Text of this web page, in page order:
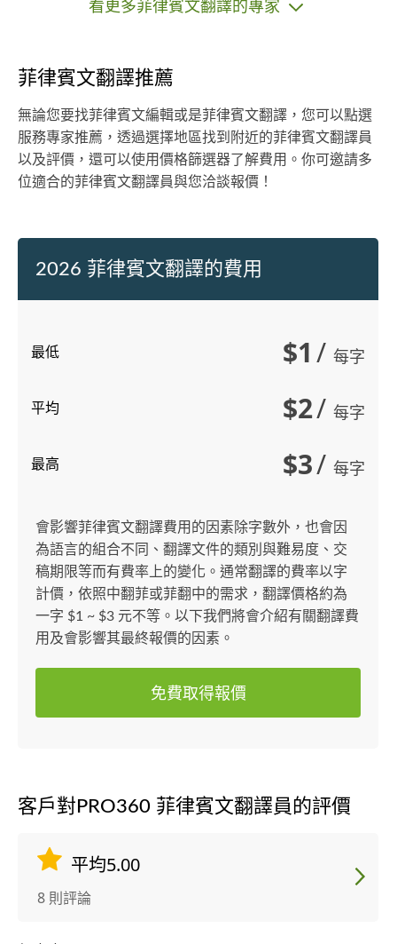
師 (2009~2015) •曾於菲律賓駐台代表
處擔任翻譯人員逾6年 •曾擔任「教育
部新住民母語教學」國小菲律賓語教
學教材審查委員 •曾擔任高雄市ヽ台北
市ヽ新北市ヽ宜蘭ヽ台東等之教育局
主辦的「新住民語文教學支援人員培
訓課程」之講師 •協助前往菲律賓投資
宜 •協助設計菲律賓旅遊行程相關事宜
看更多菲律賓文翻譯的專家
菲律賓文翻譯推薦
無論您要找菲律賓文編輯或是菲律賓文翻譯，您可以點選
服務專家推薦，透過選擇地區找到附近的菲律賓文翻譯員
以及評價，還可以使用價格篩選器了解費用。你可邀請多
位適合的菲律賓文翻譯員與您洽談報價！
2026 菲律賓文翻譯的費用
最低 $1/ 每字
平均 $2/ 每字
最高 $3/ 每字
會影響菲律賓文翻譯費用的因素除字數外，也會因
為語言的組合不同、翻譯文件的類別與難易度、交
稿期限等而有費率上的變化。通常翻譯的費率以字
計價，依照中翻菲或菲翻中的需求，翻譯價格約為
一字 $1 ~ $3 元不等。以下我們將會介紹有關翻譯費
用及會影響其最終報價的因素。
免費取得報價
客戶對PRO360 菲律賓文翻譯員的評價
平均5.00
8 則評論